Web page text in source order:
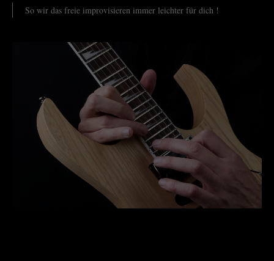
So wir das freie improvisieren immer leichter für dich !